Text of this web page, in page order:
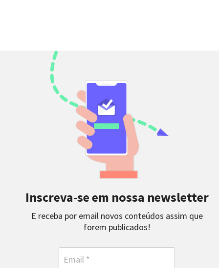
Inscreva-se em nossa newsletter
E receba por email novos conteúdos assim que
forem publicados!